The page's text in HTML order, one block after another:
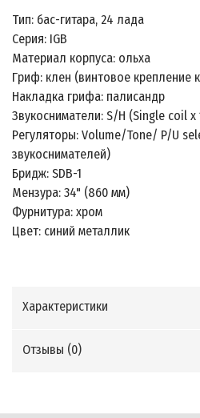
Тип: бас-гитара, 24 лада
Серия: IGB
Материал корпуса: ольха
Гриф: клен (винтовое крепление
Накладка грифа: палисандр
Звукосниматели: S/H (Single coil x
Регуляторы: Volume/Tone/ P/U
звукоснимателей)
Бридж: SDB-1
Мензура: 34" (860 мм)
Фурнитура: хром
Цвет: синий металлик
Характеристики
Отзывы (0)